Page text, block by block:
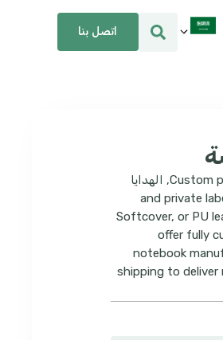
اتصل بنا
Custom, الهدايا
and private
or PU
offer fully
notebook
shipping to deliver